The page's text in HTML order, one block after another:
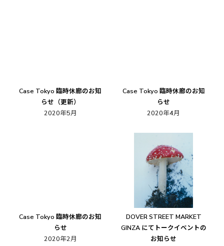
Case Tokyo 臨時休廊のお知
らせ（更新）
2020年5月
Case Tokyo 臨時休廊のお知
らせ
2020年4月
Case Tokyo 臨時休廊のお知
らせ
2020年2月
DOVER STREET MARKET
GINZA にてトークイベントの
お知らせ